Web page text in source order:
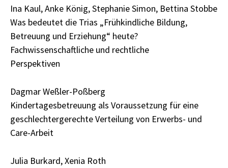
Ina Kaul, Anke König, Stephanie Simon, Bettina Stobbe
Was bedeutet die Trias „Frühkindliche Bildung,
Betreuung und Erziehung“ heute?
Fachwissenschaftliche und rechtliche
Perspektiven
Dagmar Weßler-Poßberg
Kindertagesbetreuung als Voraussetzung für eine
geschlechtergerechte Verteilung von Erwerbs- und
Care-Arbeit
Julia Burkard, Xenia Roth